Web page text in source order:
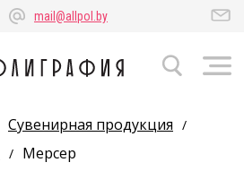
mail@allpol.by
Сувенирная продукция /
/ Мерсер